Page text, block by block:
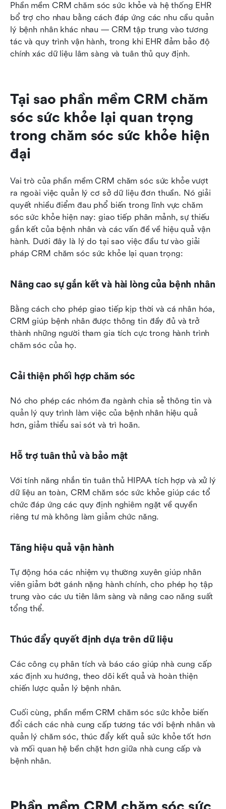
Phần mềm CRM chăm sóc sức khỏe và hệ thống EHR
bổ trợ cho nhau bằng cách đáp ứng các nhu cầu quản
lý bệnh nhân khác nhau — CRM tập trung vào tương
tác và quy trình vận hành, trong khi EHR đảm bảo độ
chính xác dữ liệu lâm sàng và tuân thủ quy định.
Tại sao phần mềm CRM chăm
sóc sức khỏe lại quan trọng
trong chăm sóc sức khỏe hiện
đại
Vai trò của phần mềm CRM chăm sóc sức khỏe vượt
ra ngoài việc quản lý cơ sở dữ liệu đơn thuần. Nó giải
quyết nhiều điểm đau phổ biến trong lĩnh vực chăm
sóc sức khỏe hiện nay: giao tiếp phân mảnh, sự thiếu
gắn kết của bệnh nhân và các vấn đề về hiệu quả vận
hành. Dưới đây là lý do tại sao việc đầu tư vào giải
pháp CRM chăm sóc sức khỏe lại quan trọng:
Nâng cao sự gắn kết và hài lòng của bệnh nhân
Bằng cách cho phép giao tiếp kịp thời và cá nhân hóa,
CRM giúp bệnh nhân được thông tin đầy đủ và trở
thành những người tham gia tích cực trong hành trình
chăm sóc của họ.
Cải thiện phối hợp chăm sóc
Nó cho phép các nhóm đa ngành chia sẻ thông tin và
quản lý quy trình làm việc của bệnh nhân hiệu quả
hơn, giảm thiểu sai sót và trì hoãn.
Hỗ trợ tuân thủ và bảo mật
Với tính năng nhắn tin tuân thủ HIPAA tích hợp và xử lý
dữ liệu an toàn, CRM chăm sóc sức khỏe giúp các tổ
chức đáp ứng các quy định nghiêm ngặt về quyền
riêng tư mà không làm giảm chức năng.
Tăng hiệu quả vận hành
Tự động hóa các nhiệm vụ thường xuyên giúp nhân
viên giảm bớt gánh nặng hành chính, cho phép họ tập
trung vào các ưu tiên lâm sàng và nâng cao năng suất
tổng thể.
Thúc đẩy quyết định dựa trên dữ liệu
Các công cụ phân tích và báo cáo giúp nhà cung cấp
xác định xu hướng, theo dõi kết quả và hoàn thiện
chiến lược quản lý bệnh nhân.
Cuối cùng, phần mềm CRM chăm sóc sức khỏe biến
đổi cách các nhà cung cấp tương tác với bệnh nhân và
quản lý chăm sóc, thúc đẩy kết quả sức khỏe tốt hơn
và mối quan hệ bền chặt hơn giữa nhà cung cấp và
bệnh nhân.